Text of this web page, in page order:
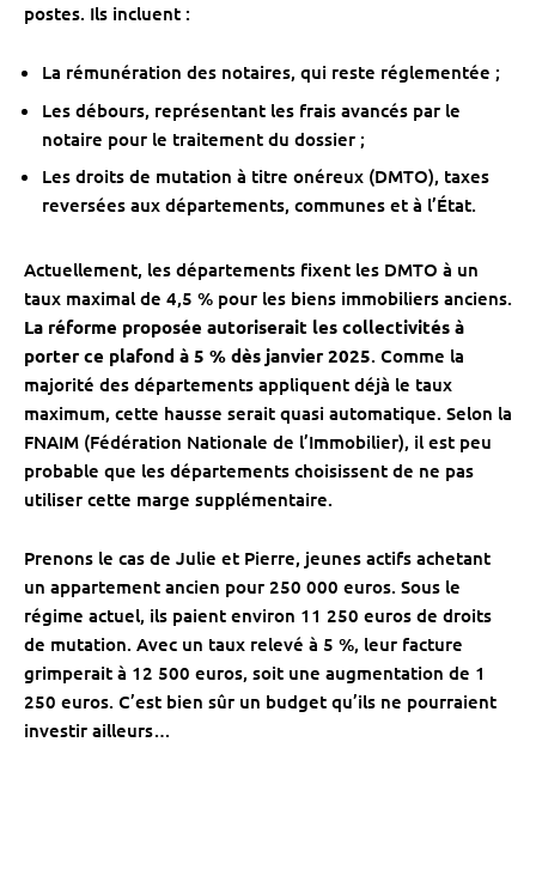
postes. Ils incluent :
La rémunération des notaires, qui reste réglementée ;
Les débours, représentant les frais avancés par le
notaire pour le traitement du dossier ;
Les droits de mutation à titre onéreux (DMTO), taxes
reversées aux départements, communes et à l’État.
Actuellement, les départements fixent les DMTO à un
taux maximal de 4,5 % pour les biens immobiliers anciens.
La réforme proposée autoriserait les collectivités à
porter ce plafond à 5 % dès janvier 2025. Comme la
majorité des départements appliquent déjà le taux
maximum, cette hausse serait quasi automatique. Selon la
FNAIM (Fédération Nationale de l’Immobilier), il est peu
probable que les départements choisissent de ne pas
utiliser cette marge supplémentaire.
Prenons le cas de Julie et Pierre, jeunes actifs achetant
un appartement ancien pour 250 000 euros. Sous le
régime actuel, ils paient environ 11 250 euros de droits
de mutation. Avec un taux relevé à 5 %, leur facture
grimperait à 12 500 euros, soit une augmentation de 1
250 euros. C’est bien sûr un budget qu’ils ne pourraient
investir ailleurs…